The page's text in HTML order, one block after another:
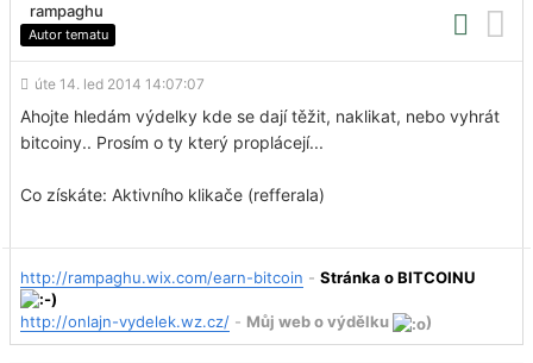
rampaghu
Autor tematu
úte 14. led 2014 14:07:07
Ahojte hledám výdelky kde se dají těžit, naklikat, nebo vyhrát
bitcoiny.. Prosím o ty který proplácejí...
Co získáte: Aktivního klikače (refferala)
http://rampaghu.wix.com/earn-bitcoin - Stránka o BITCOINU
http://onlajn-vydelek.wz.cz/ - Můj web o výdělku )